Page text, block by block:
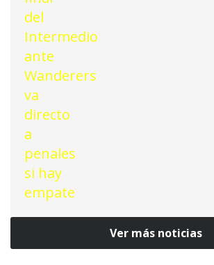
Ver más noticias